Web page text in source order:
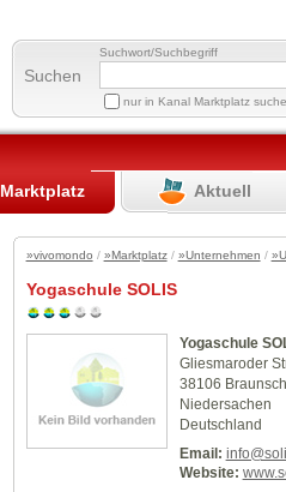
Suchen
Suchwort/Suchbegriff
nur in Kanal Marktplatz
Marktplatz Aktuell
»vivomondo / »Marktplatz/ »Unternehmen /
Yogaschule SOLIS
Yogaschule
Gliesmaroder
38106
Niedersachen
Deutschland
Email:
Website: